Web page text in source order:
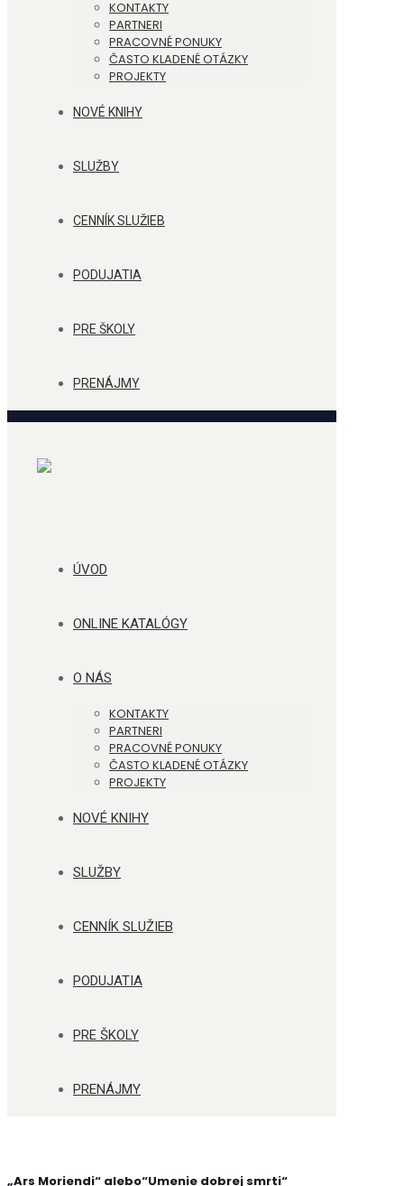
KONTAKTY
PARTNERI
PRACOVNÉ PONUKY
ČASTO KLADENÉ OTÁZKY
PROJEKTY
NOVÉ KNIHY
SLUŽBY
CENNÍK SLUŽIEB
PODUJATIA
PRE ŠKOLY
PRENÁJMY
ÚVOD
ONLINE KATALÓGY
O NÁS
KONTAKTY
PARTNERI
PRACOVNÉ PONUKY
ČASTO KLADENÉ OTÁZKY
PROJEKTY
NOVÉ KNIHY
SLUŽBY
CENNÍK SLUŽIEB
PODUJATIA
PRE ŠKOLY
PRENÁJMY
„Ars Moriendi“ alebo“Umenie dobrej smrti“